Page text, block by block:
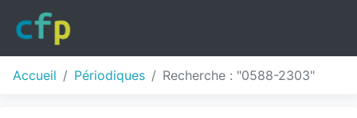
Accueil Périodiques Recherche : "0588-2303"